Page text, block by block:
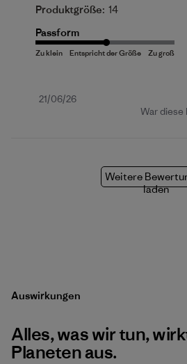
Produktgröße: 14
Passform
Veröffentlichungsdatum
21/06/26
War diese
Weitere
laden
Auswirkungen
Alles, was wir tun,
Planeten aus.